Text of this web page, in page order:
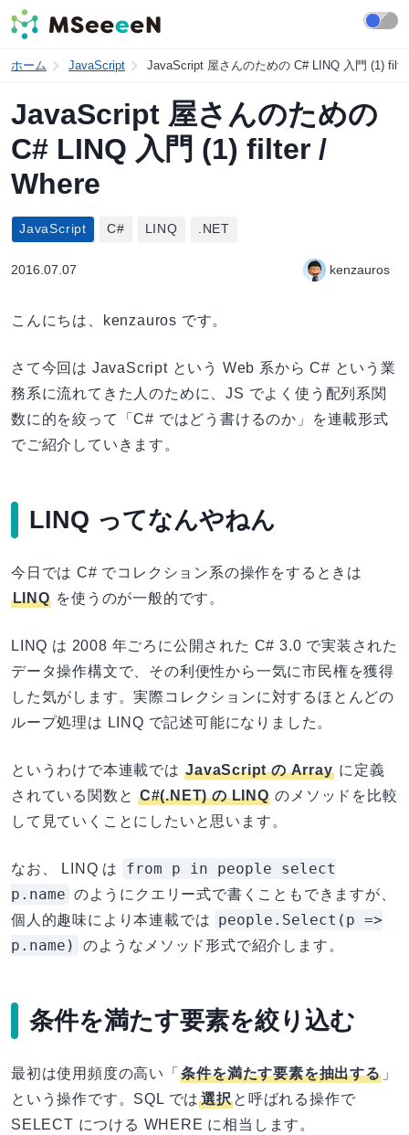
ホーム JavaScript JavaScript 屋さんのための C# LINQ 入門 (1)
JavaScript 屋さんのための
C# LINQ 入門 (1) filter /
Where
JavaScript C# LINQ .NET
2016.07.07 kenzauros
こんにちは、kenzauros です。
さて今回は JavaScript という Web 系から C# という業
務系に流れてきた人のために、JS でよく使う配列系関
数に的を絞って「C# ではどう書けるのか」を連載形式
でご紹介していきます。
LINQ ってなんやねん
今日では C# でコレクション系の操作をするときは
LINQ を使うのが一般的です。
LINQ は 2008 年ごろに公開された C# 3.0 で実装された
データ操作構文で、その利便性から一気に市民権を獲得
した気がします。実際コレクションに対するほとんどの
ループ処理は LINQ で記述可能になりました。
というわけで本連載では JavaScript の Array に定義
されている関数とC#(.NET) の LINQ のメソッドを比較
して見ていくことにしたいと思います。
なお、 LINQ は
from p in people select
p.name のようにクエリー式で書くこともできますが、
個人的趣味により本連載では
people.Select(p =>
p.name)
のようなメソッド形式で紹介します。
条件を満たす要素を絞り込む
最初は使用頻度の高い「 条件を満たす要素を抽出する 」
という操作です。SQL では選択 と呼ばれる操作で
SELECT につける WHERE に相当します。